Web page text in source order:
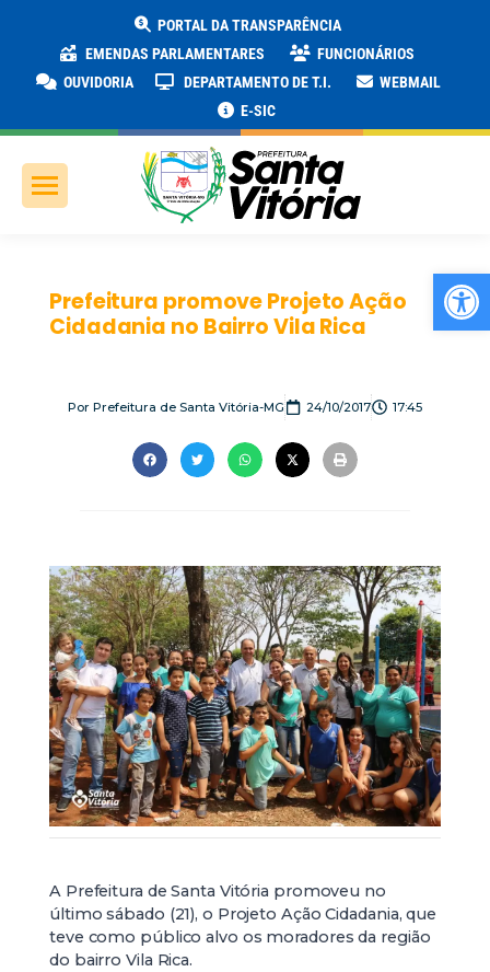
PORTAL DA TRANSPARÊNCIA
EMENDAS PARLAMENTARES
FUNCIONÁRIOS
OUVIDORIA
DEPARTAMENTO DE T.I.
WEBMAIL
E-SIC
Prefeitura promove Projeto Ação
Cidadania no Bairro Vila Rica
Por Prefeitura de Santa Vitória-MG 24/10/2017 17:45
A Prefeitura de Santa Vitória promoveu no
último sábado (21), o Projeto Ação Cidadania, que
teve como público alvo os moradores da região
do bairro Vila Rica.